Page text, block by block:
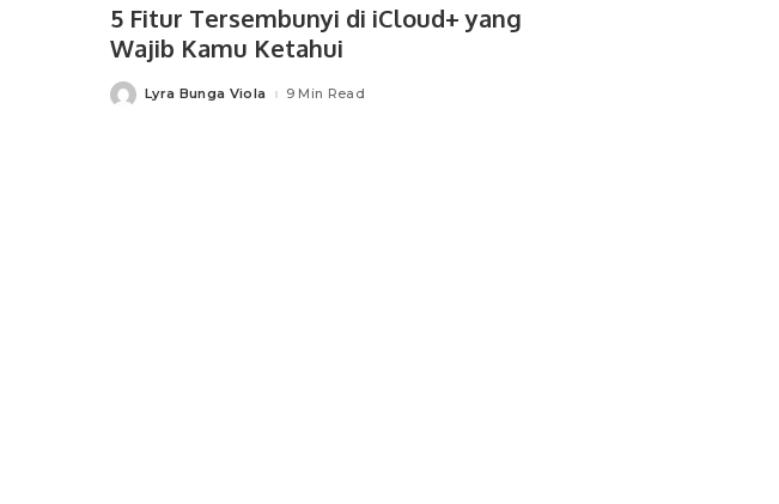
5 Fitur Tersembunyi di iCloud+ yang
Wajib Kamu Ketahui
PostedLyra Bunga Viola 9 Min Read